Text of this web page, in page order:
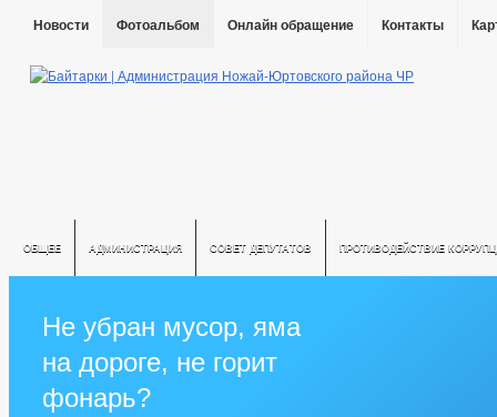
Новости Фотоальбом Онлайн обращение Контакты
ОБЩЕЕ АДМИНИСТРАЦИЯ СОВЕТ ДЕПУТАТОВ ПРОТИВОДЕЙСТВИЕ
Не убран мусор, яма
на дороге, не горит
фонарь?